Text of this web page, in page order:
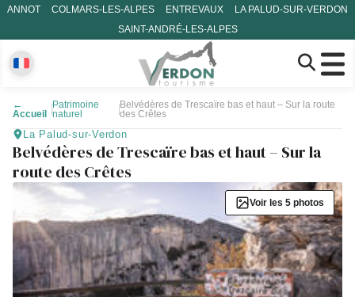
ANNOT COLMARS-LES-ALPES ENTREVAUX
LA PALUD-SUR-VERDON
SAINT-ANDRÉ-LES-ALPES
←
Accueil
Patrimoine
naturel
Belvédères de Trescaïre bas et haut – Sur la route
des Crêtes
La Palud-sur-Verdon
Belvédères de Trescaïre bas et haut – Sur la
route des Crêtes
Voir les 5 photos